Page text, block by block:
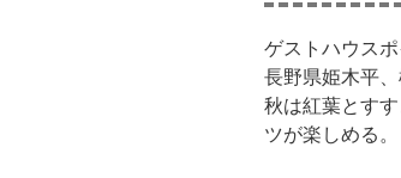
ゲストハウス
長野県姫木平
秋は紅葉とす
ツが楽しめる。